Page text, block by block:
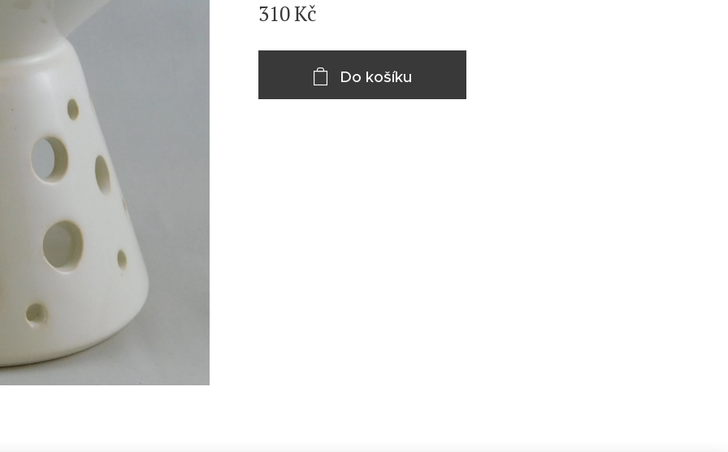
310Kč
Do košíku